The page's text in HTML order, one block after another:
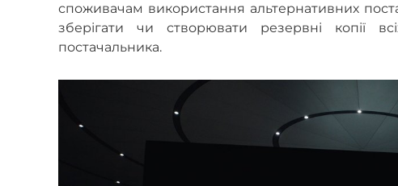
споживачам використання альтернативних
зберігати чи створювати резервні копії
постачальника.